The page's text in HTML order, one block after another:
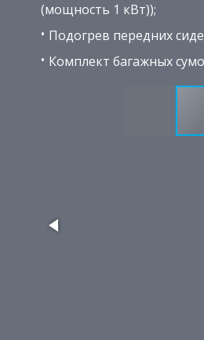
(мощность 1 кВт));
Подогрев передних
Комплект багажных